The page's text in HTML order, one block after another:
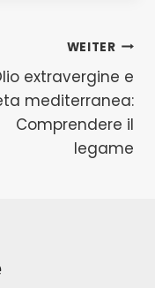
WEITER
extravergine e
mediterranea:
Comprendere il
legame